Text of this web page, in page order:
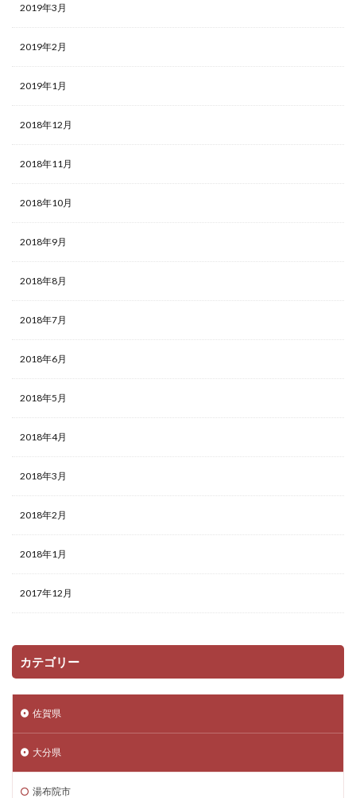
2019年3月
2019年2月
2019年1月
2018年12月
2018年11月
2018年10月
2018年9月
2018年8月
2018年7月
2018年6月
2018年5月
2018年4月
2018年3月
2018年2月
2018年1月
2017年12月
カテゴリー
佐賀県
大分県
湯布院市